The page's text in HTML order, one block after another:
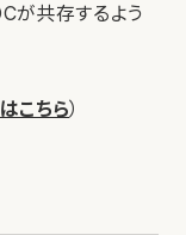
が共存するよう
こちら）